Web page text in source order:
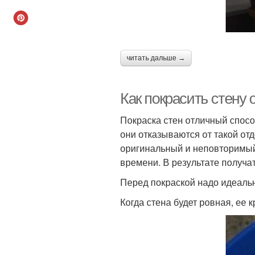
читать дальше →
Как покрасить
Покраска стен отличный
они отказываются от такой
оригинальный и
времени. В результате
Перед покраской надо
Когда стена будет ровная, ее